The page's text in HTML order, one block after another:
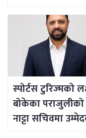
स्पोर्टस टुरिज्मको
बोकेका पराजुलीको
नाट्टा सचिवमा